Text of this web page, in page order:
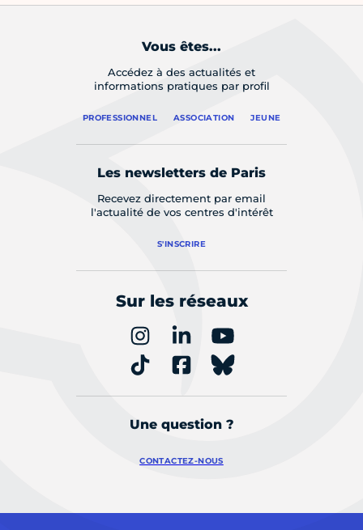
Vous êtes...
Accédez à des actualités et
informations pratiques par profil
PROFESSIONNEL ASSOCIATION JEUNE
Les newsletters de Paris
Recevez directement par email
l'actualité de vos centres d'intérêt
S'INSCRIRE
Sur les réseaux
Une question ?
CONTACTEZ-NOUS